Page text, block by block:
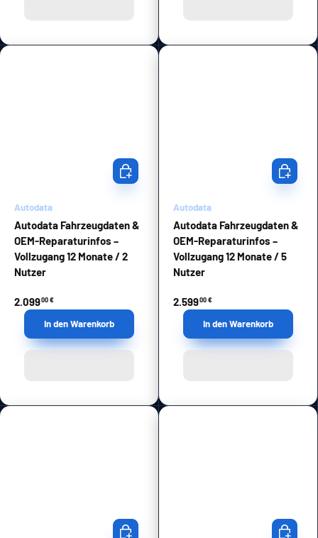
Autodata
Autodata Fahrzeugdaten &
OEM-Reparaturinfos –
Vollzugang 12 Monate / 2
Nutzer
2.09900 €
In den Warenkorb
In den Warenkorb
Autodata
Autodata Fahrzeugdaten &
OEM-Reparaturinfos –
Vollzugang 12 Monate / 5
Nutzer
2.59900 €
In den
In den Warenkorb
In den Warenkorb In den